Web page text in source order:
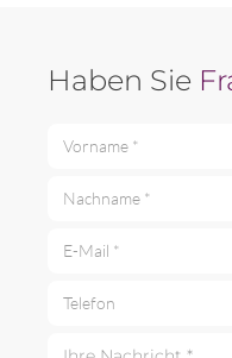
Haben Sie